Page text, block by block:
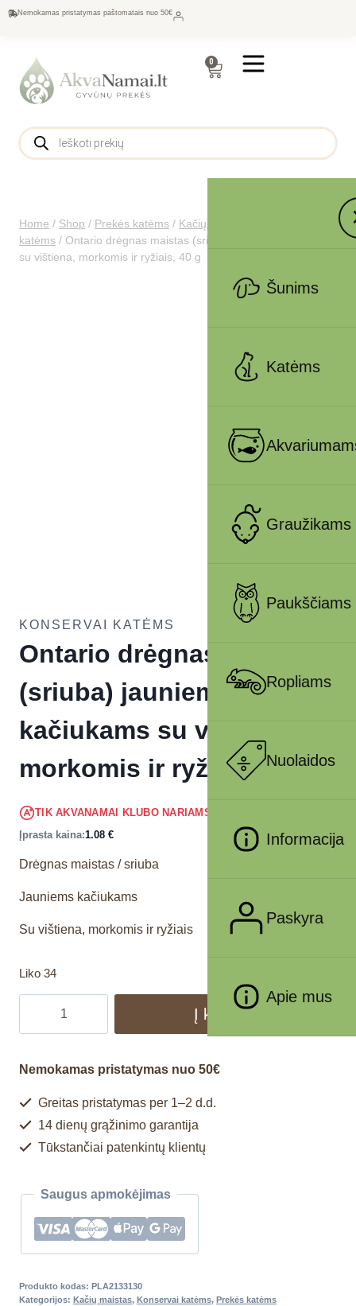
Nemokamas pristatymas paštomatais nuo 50€
0
Šunims
Katėms
Graužikams
Paukščiams
Ropliams
Nuolaidos
Informacija
Paskyra
Apie mus
Home / Shop / Prekės katėms / Kačių maistas
katėms / Ontario drėgnas maistas (sriuba) jauniems kačiukams
su vištiena, morkomis ir ryžiais, 40 g
KONSERVAI KATĖMS
Ontario drėgnas maistas
(sriuba) jauniems
kačiukams su vištiena,
morkomis ir ryžiais, 40 g
TIK AKVANAMAI KLUBO NARIAMS
Įprasta kaina:1.08 €
Drėgnas maistas / sriuba
Jauniems kačiukams
Su vištiena, morkomis ir ryžiais
Liko 34
Į krepšelį
Nemokamas pristatymas nuo 50€
Greitas pristatymas per 1–2 d.d.
14 dienų grąžinimo garantija
Tūkstančiai patenkintų klientų
Saugus apmokėjimas
Produkto kodas: PLA2133130
Kategorijos: Kačių maistas, Konservai katėms, Prekės katėms